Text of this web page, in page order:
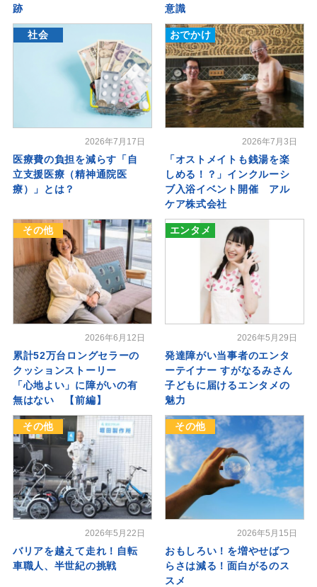
跡
意識
社会
2026年7月17日
医療費の負担を減らす「自
立支援医療（精神通院医
療）」とは？
おでかけ
2026年7月3日
「オストメイトも銭湯を楽
しめる！？」インクルーシ
ブ入浴イベント開催 アル
ケア株式会社
その他
2026年6月12日
累計52万台ロングセラーの
クッションストーリー
「心地よい」に障がいの有
無はない 【前編】
エンタメ
2026年5月29日
発達障がい当事者のエンタ
ーテイナー すがなるみさん
子どもに届けるエンタメの
魅力
その他
2026年5月22日
バリアを越えて走れ！自転
車職人、半世紀の挑戦
その他
2026年5月15日
おもしろい！を増やせばつ
らさは減る！面白がるのス
スメ